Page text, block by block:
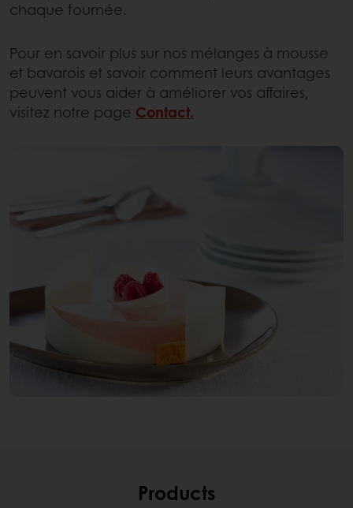
chaque fournée.
Pour en savoir plus sur nos mélanges à mousse
et bavarois et savoir comment leurs avantages
peuvent vous aider à améliorer vos affaires,
visitez notre page Contact.
Products